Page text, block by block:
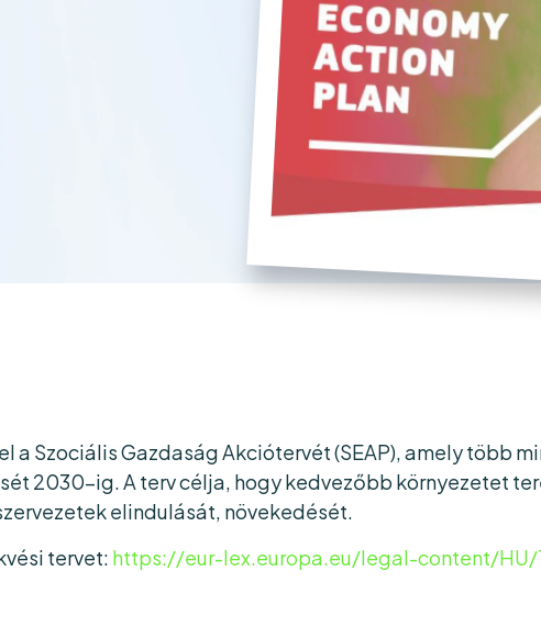
Szociális Gazdaság Akciótervét (SEAP), amely több
2030-ig. A terv célja, hogy kedvezőbb környezetet
elindulását, növekedését.
tervet: https://eur-lex.europa.eu/legal-content/HU/